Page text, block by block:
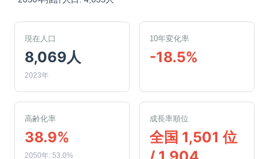
現在人口
8,069人
2023年
10年変化率
-18.5%
高齢化率
38.9%
2050年: 53.0%
成長率順位
全国 1,501 位